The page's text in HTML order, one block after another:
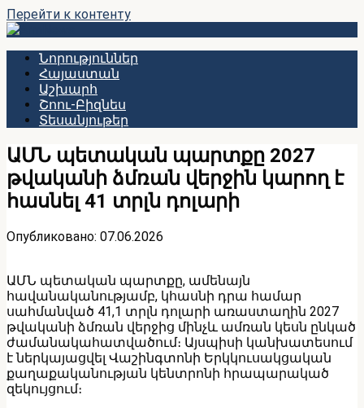
Перейти к контенту
Նորություններ
Հայաստան
Աշխարհ
Շոու-Բիզնես
Տեսանյութեր
ԱՄՆ պետական պարտքը 2027
թվականի ձմռան վերջին կարող է
հասնել 41 տրլն դոլարի
Опубликовано: 07.06.2026
ԱՄՆ պետական պարտքը, ամենայն
հավանականությամբ, կհասնի դրա համար
սահմանված 41,1 տրլն դոլարի առաստաղին 2027
թվականի ձմռան վերջից մինչև ամռան կեսն ընկած
ժամանակահատվածում։ Այսպիսի կանխատեսում
է ներկայացվել Վաշինգտոնի Երկկուսակցական
քաղաքականության կենտրոնի հրապարակած
զեկույցում։